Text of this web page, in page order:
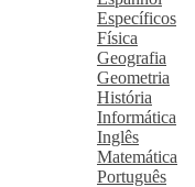
Específicos
Física
Geografia
Geometria
História
Informática
Inglês
Matemática
Português